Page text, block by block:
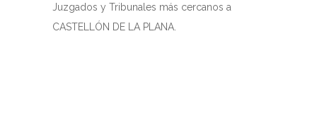
Juzgados y Tribunales más cercanos a
CASTELLÓN DE LA PLANA.